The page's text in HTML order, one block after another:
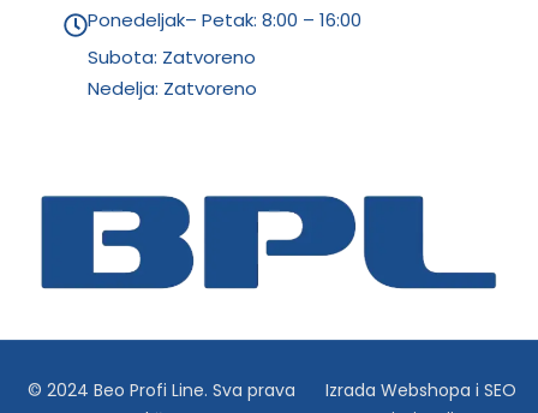
Ponedeljak– Petak: 8:00 – 16:00
Subota: Zatvoreno
Nedelja: Zatvoreno
© 2024 Beo Profi Line. Sva prava
Izrada Webshopa iSEO